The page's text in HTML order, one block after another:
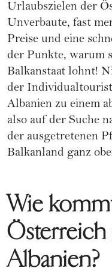
Urlaubszielen der
Unverbaute, fast
Preise und eine
der Punkte, warum
Balkanstaat lohnt!
der
Albanien zu einem
also auf der Suche
der ausgetretenen
Balkanland ganz
Wie
Österreich
Albanien?